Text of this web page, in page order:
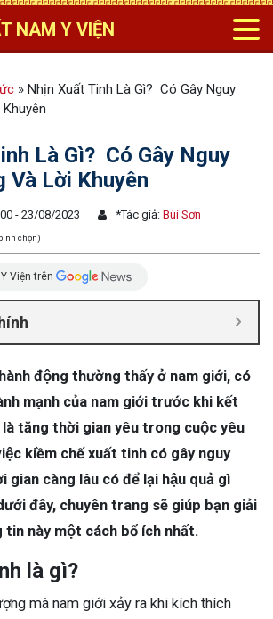
NAM Y VIỆN
» Nhịn Xuất Tinh Là Gì? Có Gây Nguy
Là Gì? Có Gây Nguy
Và Lời Khuyên
- 23/08/2023 *Tác giả: Bùi Sơn
chọn)
Viện trên
động thường thấy ở nam giới, có
mạnh của nam giới trước khi kết
tăng thời gian yêu trong cuộc yêu
kiềm chế xuất tinh có gây nguy
gian càng lâu có để lại hậu quả gì
đây, chuyên trang sẽ giúp bạn giải
tin này một cách bổ ích nhất.
là gì?
mà nam giới xảy ra khi kích thích